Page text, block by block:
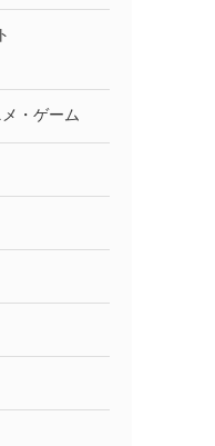
・ゲーム